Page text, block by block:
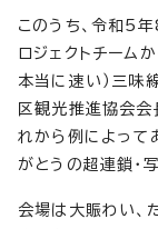
このうち、令和5
ロジェクトチーム
本当に速い）三味
区観光推進協会会
れから例によって
がとうの超連鎖・
会場は大賑わい、